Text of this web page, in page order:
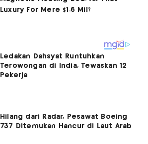
Ledakan Dahsyat Runtuhkan
Terowongan di India, Tewaskan 12
Pekerja
Hilang dari Radar, Pesawat Boeing
737 Ditemukan Hancur di Laut Arab